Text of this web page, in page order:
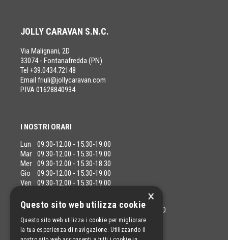
JOLLY CARAVAN S.N.C.
Via Malignani, 2D
33074 - Fontanafredda (PN)
Tel +39.0434.72148
Email friuli@jollycaravan.com
P.IVA 01628840934
I NOSTRI ORARI
Lun
09.30-12.00 - 15.30-19.00
Mar
09.30-12.00 - 15.30-19.00
Mer
09.30-12.00 - 15.30-18.30
Gio
09.30-12.00 - 15.30-19.00
Ven
09.30-12.00 - 15.30-19.00
SABATO POMERIGGIO SOLO SU APPUNTAMENTO
DOMENICA CHIUSO
×
Questo sito web utilizza cookie
Questo sito web utilizza i cookie per migliorare
la tua esperienza di navigazione. Utilizzando il